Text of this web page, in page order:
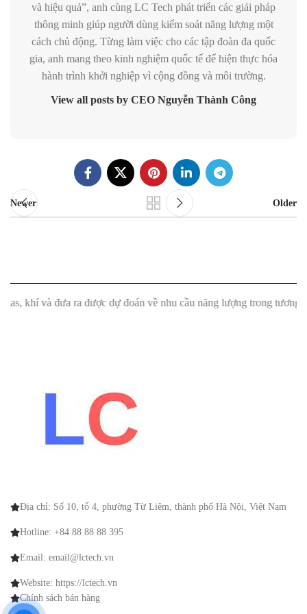
và hiệu quả”, anh cùng LC Tech phát triển các giải pháp
thông minh giúp người dùng kiểm soát năng lượng một
cách chủ động. Từng làm việc cho các tập đoàn đa quốc
gia, anh mang theo kinh nghiệm quốc tế để hiện thực hóa
hành trình khởi nghiệp vì cộng đồng và môi trường.
View all posts by CEO Nguyễn Thành Công
Newer Older
đưa ra được dự đoán về nhu cầu năng lượng trong tương lai."
Địa chỉ: Số 10, tổ 4, phường Từ Liêm, thành phố Hà Nội, Việt Nam
Hotline: +84 88 88 88 395
Email: email@lctech.vn
Website: https://lctech.vn
Chính sách bán hàng